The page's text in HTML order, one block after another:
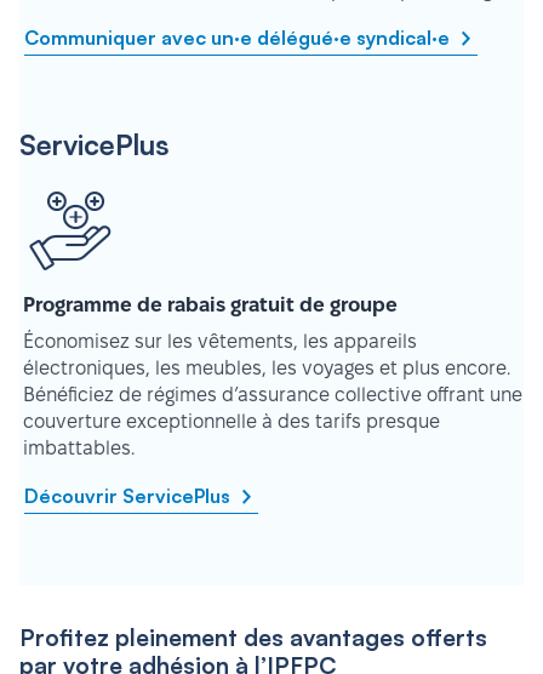
Communiquer avec un·e délégué·e syndical·e
ServicePlus
Programme de rabais gratuit de groupe
Économisez sur les vêtements, les appareils
électroniques, les meubles, les voyages et plus encore.
Bénéficiez de régimes d’assurance collective offrant une
couverture exceptionnelle à des tarifs presque
imbattables.
Découvrir ServicePlus
Profitez pleinement des avantages offerts
par votre adhésion à l’IPFPC